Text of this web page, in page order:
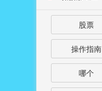
股票
操作指南
哪个